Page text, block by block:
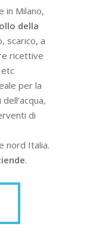
in Milano,
della
scarico, a
ricettive
per la
dell’acqua,
di
nord Italia.
.